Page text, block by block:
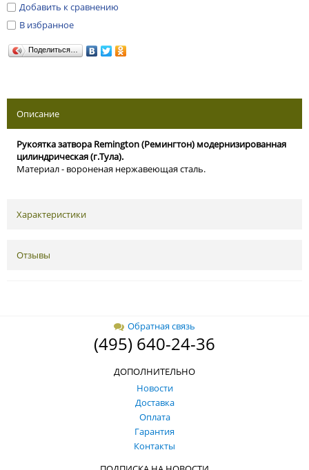
Добавить к сравнению
В избранное
Поделиться…
Описание
Рукоятка затвора Remington (Ремингтон) модернизированная
цилиндрическая (г.Тула).
Материал - вороненая нержавеющая сталь.
Характеристики
Отзывы
Обратная связь
(495) 640-24-36
ДОПОЛНИТЕЛЬНО
Новости
Доставка
Оплата
Гарантия
Контакты